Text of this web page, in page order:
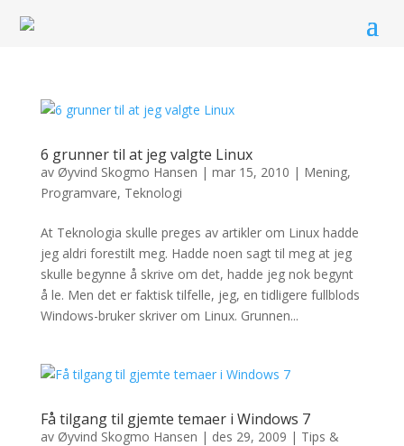
6 grunner til at jeg valgte Linux
av Øyvind Skogmo Hansen | mar 15, 2010 | Mening,
Programvare, Teknologi
At Teknologia skulle preges av artikler om Linux hadde
jeg aldri forestilt meg. Hadde noen sagt til meg at jeg
skulle begynne å skrive om det, hadde jeg nok begynt
å le. Men det er faktisk tilfelle, jeg, en tidligere fullblods
Windows-bruker skriver om Linux. Grunnen...
Få tilgang til gjemte temaer i Windows 7
av Øyvind Skogmo Hansen | des 29, 2009 | Tips &